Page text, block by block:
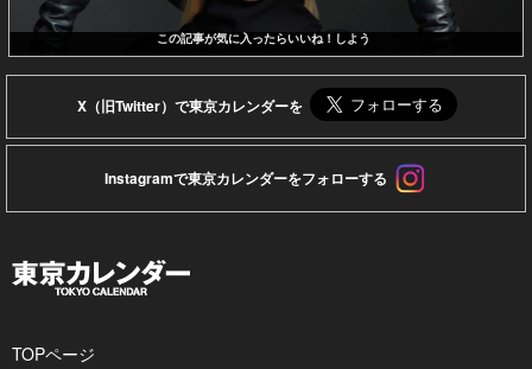
この記事が気に入ったらいいね！しよう
X（旧Twitter）で東京カレンダーを
Instagramで東京カレンダーをフォローする
TOPページ